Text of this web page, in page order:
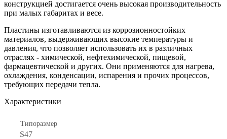
конструкцией достигается очень высокая производительность
при малых габаритах и весе.
Пластины изготавливаются из коррозионностойких
материалов, выдерживающих высокие температуры и
давления, что позволяет использовать их в различных
отраслях - химической, нефтехимической, пищевой,
фармацевтической и других. Они применяются для нагрева,
охлаждения, конденсации, испарения и прочих процессов,
требующих передачи тепла.
Характеристики
Типоразмер
S47